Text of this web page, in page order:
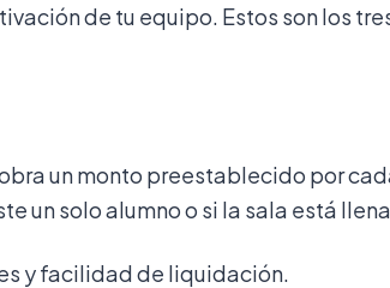
de tu equipo. Estos son los
un monto preestablecido por
un solo alumno o si la sala está
y facilidad de liquidación.